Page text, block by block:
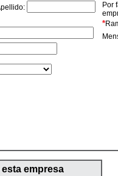
Por
*
empresa